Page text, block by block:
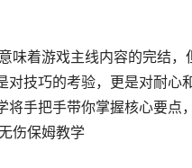
味着游戏主线内容的完结，
对技巧的考验，更是对耐心
将手把手带你掌握核心要点
伤保姆教学